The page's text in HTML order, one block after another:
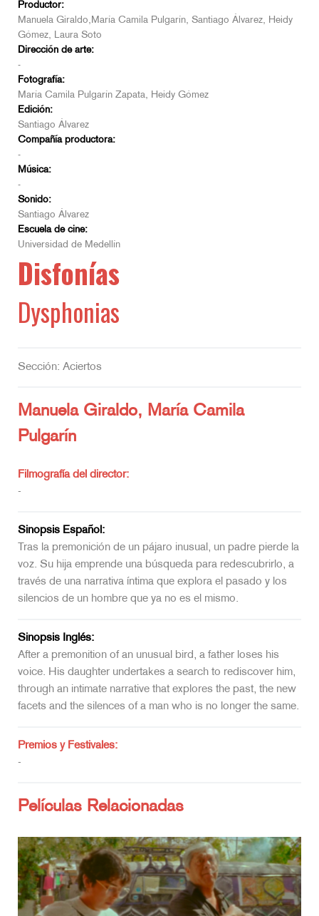
Productor:
Manuela Giraldo,María Camila Pulgarín, Santiago Álvarez, Heidy
Gómez, Laura Soto
Dirección de arte:
-
Fotografía:
María Camila Pulgarín Zapata, Heidy Gómez
Edición:
Santiago Álvarez
Compañía productora:
-
Música:
-
Sonido:
Santiago Álvarez
Escuela de cine:
Universidad de Medellín
Disfonías
Dysphonias
Sección: Aciertos
Manuela Giraldo, María Camila
Pulgarín
Filmografía del director:
-
Sinopsis Español:
Tras la premonición de un pájaro inusual, un padre pierde la
voz. Su hija emprende una búsqueda para redescubrirlo, a
través de una narrativa íntima que explora el pasado y los
silencios de un hombre que ya no es el mismo.
Sinopsis Inglés:
After a premonition of an unusual bird, a father loses his
voice. His daughter undertakes a search to rediscover him,
through an intimate narrative that explores the past, the new
facets and the silences of a man who is no longer the same.
Premios y Festivales:
-
Películas Relacionadas